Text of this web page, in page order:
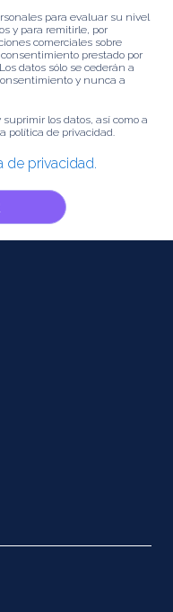
para evaluar su nivel
y para remitirle, por
comerciales sobre
prestado por
datos sólo se cederán a
y nunca a
los datos, así como a
política de privacidad.
de privacidad.